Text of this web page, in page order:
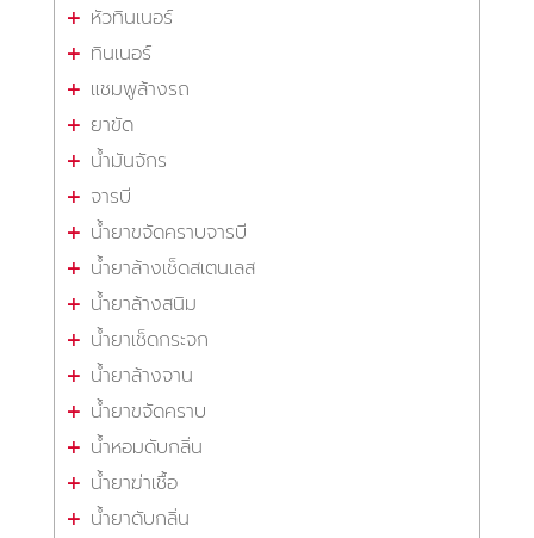
หัวทินเนอร์
ทินเนอร์
แชมพูล้างรถ
ยาขัด
น้ำมันจักร
จารบี
น้ำยาขจัดคราบจารบี
น้ำยาล้างเช็ดสเตนเลส
น้ำยาล้างสนิม
น้ำยาเช็ดกระจก
น้ำยาล้างจาน
น้ำยาขจัดคราบ
น้ำหอมดับกลิ่น
น้ำยาฆ่าเชื้อ
น้ำยาดับกลิ่น